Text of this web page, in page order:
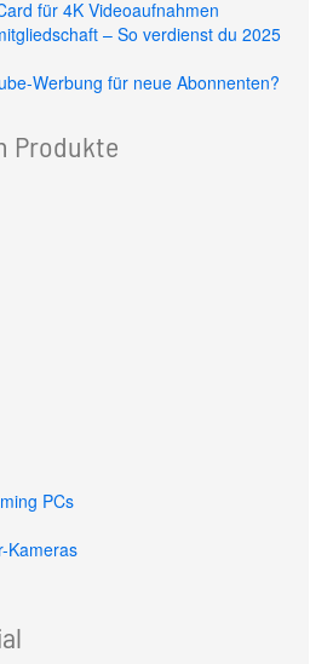
für 4K Videoaufnahmen
– So verdienst du 2025
Werbung für neue Abonnenten?
Produkte
PCs
Kameras